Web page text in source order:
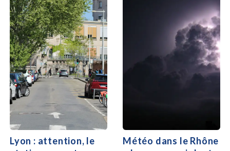
Lyon : attention, le
Météo dans le Rhône